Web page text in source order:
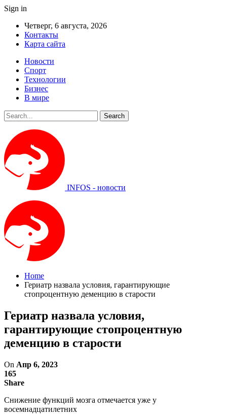
Sign in
Четверг, 6 августа, 2026
Контакты
Карта сайта
Новости
Спорт
Технологии
Бизнес
В мире
INFOS - новости
Home
Гериатр назвала условия, гарантирующие
стопроцентную деменцию в старости
Гериатр назвала условия,
гарантирующие стопроцентную
деменцию в старости
On Апр 6, 2023
165
Share
Снижение функций мозга отмечается уже у
восемнадцатилетних